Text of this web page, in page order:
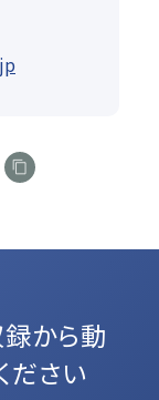
から動
ださい